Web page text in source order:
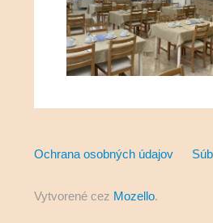
Ochrana osobných údajov
Vytvorené cez Mozello.